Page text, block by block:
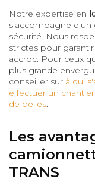
Notre expertise en
s'accompagne d'un
sécurité. Nous
strictes pour
accroc. Pour ceux
plus grande
conseiller sur à qui
effectuer un chantier
de pelles.
Les
TRANS